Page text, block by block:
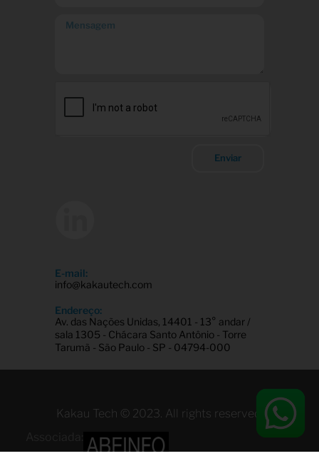
Enviar
E-mail:
info@kakautech.com
Endereço:
Av. das Nações Unidas, 14401 - 13° andar /
sala 1305 - Chácara Santo Antônio - Torre
Tarumã - São Paulo - SP - 04794-000
Kakau Tech © 2023. All rights reserved.